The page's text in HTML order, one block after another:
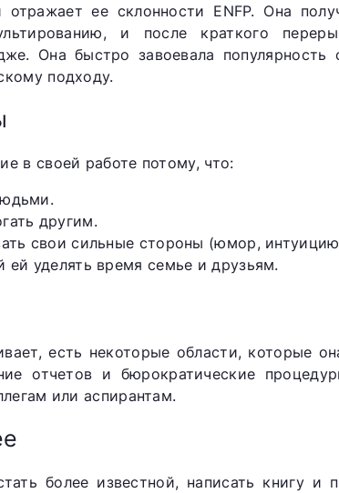
ее склонности ENFP. Она
и после краткого
Она быстро завоевала популярность
подходу.
в своей работе потому, что:
другим.
свои сильные стороны (юмор,
уделять время семье и друзьям.
есть некоторые области, которые
отчетов и бюрократические
или аспирантам.
более известной, написать книгу и